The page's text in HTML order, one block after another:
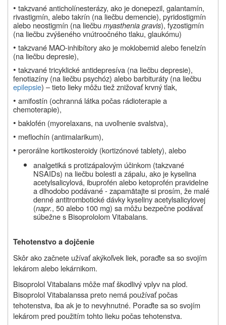
• takzvané anticholínesterázy, ako je donepezil, galantamín,
rivastigmín, alebo takrín (na liečbu demencie), pyridostigmín
alebo neostigmín (na liečbu myasthenia gravis), fyzostigmín
(na liečbu zvýšeného vnútroočného tlaku, glaukómu)
• takzvané MAO-inhibítory ako je moklobemid alebo fenelzín
(na liečbu depresie),
• takzvané tricyklické antidepresíva (na liečbu depresie),
fenotiazíny (na liečbu psychóz) alebo barbituráty (na liečbu
epilepsie) – tieto lieky môžu tiež znižovať krvný tlak,
• amifostín (ochranná látka počas rádioterapie a
chemoterapie),
• baklofén (myorelaxans, na uvoľnenie svalstva),
• meflochín (antimalarikum),
• perorálne kortikosteroidy (kortizónové tablety), alebo
analgetiká s protizápalovým účinkom (takzvané
NSAIDs) na liečbu bolesti a zápalu, ako je kyselina
acetylsalicylová, ibuprofén alebo ketoprofén pravidelne
a dlhodobo podávané - zapamätajte si prosím, že malé
denné antitrombotické dávky kyseliny acetylsalicylovej
(napr., 50 alebo 100 mg) sa môžu bezpečne podávať
súbežne s Bisoprololom Vitabalans.
Tehotenstvo a dojčenie
Skôr ako začnete užívať akýkoľvek liek, poraďte sa so svojím
lekárom alebo lekárnikom.
Bisoprolol Vitabalans môže mať škodlivý vplyv na plod.
Bisoprolol Vitabalanssa preto nemá používať počas
tehotenstva, iba ak je to nevyhnutné. Poraďte sa so svojím
lekárom pred použitím tohto lieku počas tehotenstva.